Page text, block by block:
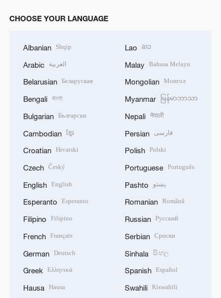
CHOOSE YOUR LANGUAGE
Albanian Shqip
Arabic العربية
Belarusian Беларуская
Bengali বাংলা
Bulgarian Български
Cambodian ខ្មែរ
Croatian Hrvatski
Czech Český
English English
Esperanto Esperanto
Filipino Filipino
French Français
German Deutsch
Greek Ελληνικά
Hausa Hausa
Lao ລາວ
Malay Bahasa Melayu
Mongolian Монгол
Myanmar မြန်မာဘာသာ
Nepali नेपाली
Persian فارسی
Polish Polski
Portuguese Português
Pashto پښتو
Romanian Română
Russian Русский
Serbian Српски
Sinhala සිංහල
Spanish Español
Swahili Kiswahili